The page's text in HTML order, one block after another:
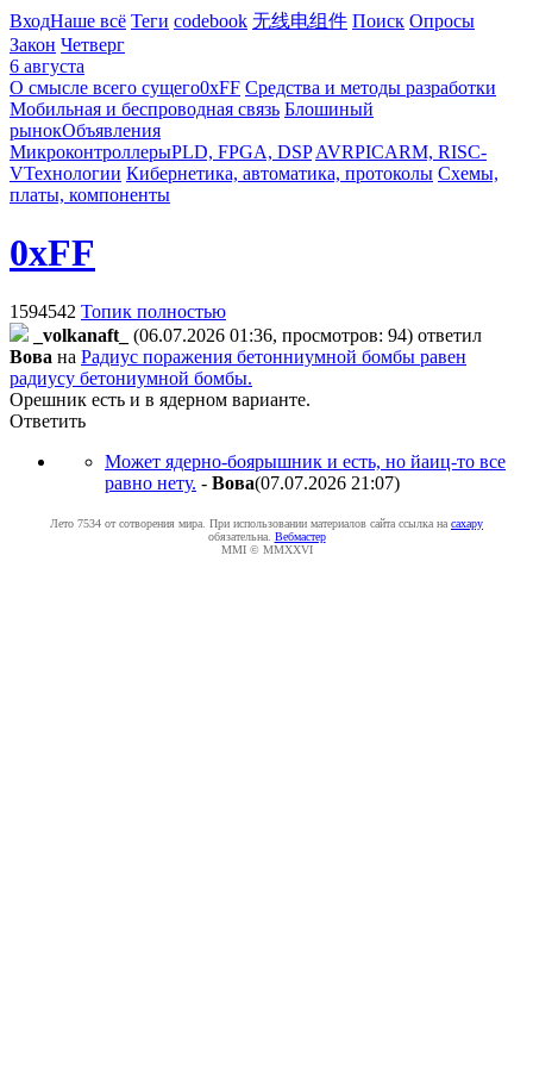
ВходНаше всё Теги codebook 无线电组件 Поиск Опросы
Закон Четверг
6 августа
О смысле всего сущего0xFF Средства и методы разработки
Мобильная и беспроводная связь Блошиный
рынокОбъявления
МикроконтроллерыPLD, FPGA, DSP AVRPICARM, RISC-
VТехнологии Кибернетика, автоматика, протоколы Схемы,
платы, компоненты
0xFF
1594542 Топик полностью
_volkanaft_
(06.07.2026 01:36, просмотров: 94) ответил
Boвa на Радиус поражения бетонниумной бомбы равен
радиусу бетониумной бомбы.
Орешник есть и в ядерном варианте.
Ответить
Может ядерно-боярышник и есть, но йаиц-то все
равно нету. - Boвa(07.07.2026 21:07)
Лето 7534 от сотворения мира. При использовании материалов сайта ссылка на caxapу
обязательна. Вебмастер
MMI © MMXXVI